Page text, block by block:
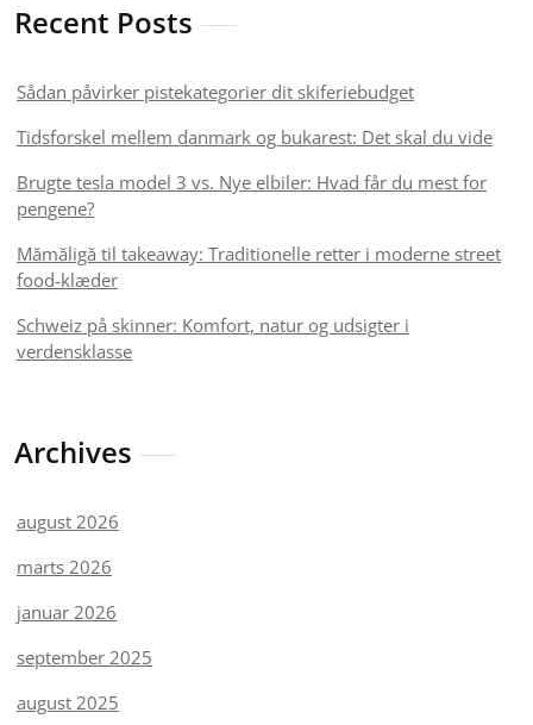
Recent Posts
Sådan påvirker pistekategorier dit skiferiebudget
Tidsforskel mellem danmark og bukarest: Det skal du vide
Brugte tesla model 3 vs. Nye elbiler: Hvad får du mest for
pengene?
Mămăligă til takeaway: Traditionelle retter i moderne street
food-klæder
Schweiz på skinner: Komfort, natur og udsigter i
verdensklasse
Archives
august 2026
marts 2026
januar 2026
september 2025
august 2025